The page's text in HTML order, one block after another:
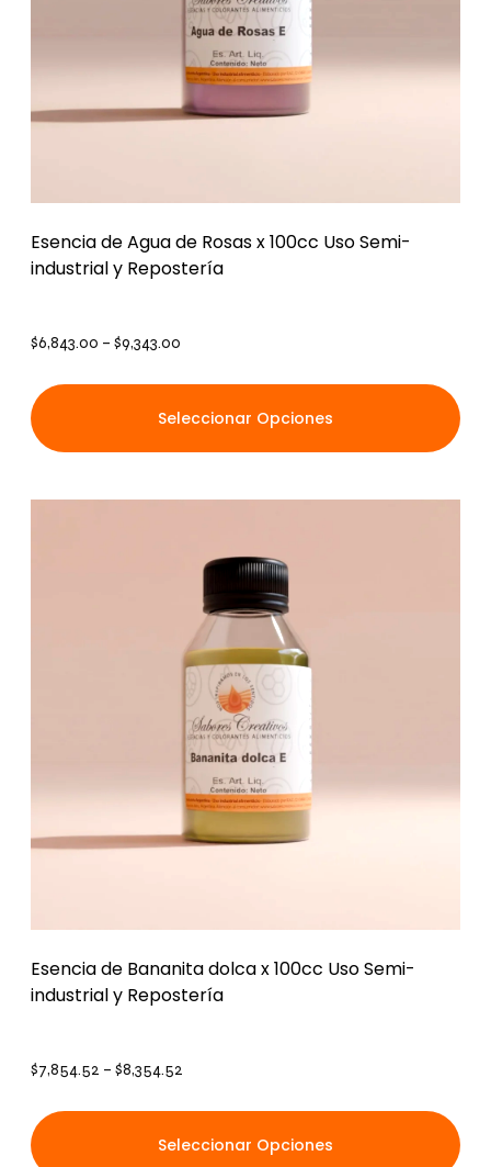
Esencia de Agua de Rosas x 100cc Uso Semi-
industrial y Repostería
$6,843.00 – $9,343.00
Seleccionar Opciones
Esencia de Bananita dolca x 100cc Uso Semi-
industrial y Repostería
$7,854.52 – $8,354.52
Seleccionar Opciones